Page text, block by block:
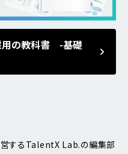
用の教科書 -基礎
するTalentX Lab.の編集部